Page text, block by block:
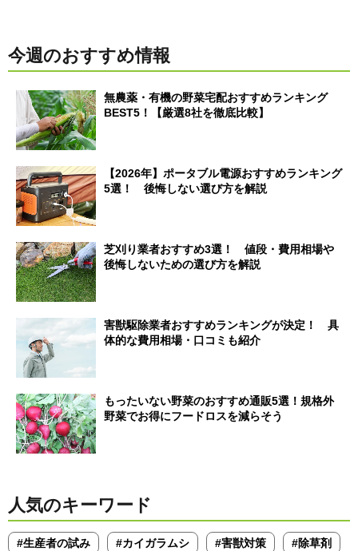
今週のおすすめ情報
無農薬・有機の野菜宅配おすすめランキング
BEST5！【厳選8社を徹底比較】
【2026年】ポータブル電源おすすめランキング
5選！ 後悔しない選び方を解説
芝刈り業者おすすめ3選！ 値段・費用相場や
後悔しないための選び方を解説
害獣駆除業者おすすめランキングが決定！ 具
体的な費用相場・口コミも紹介
もったいない野菜のおすすめ通販5選！規格外
野菜でお得にフードロスを減らそう
人気のキーワード
#生産者の試み #カイガラムシ #害獣対策 #除草剤